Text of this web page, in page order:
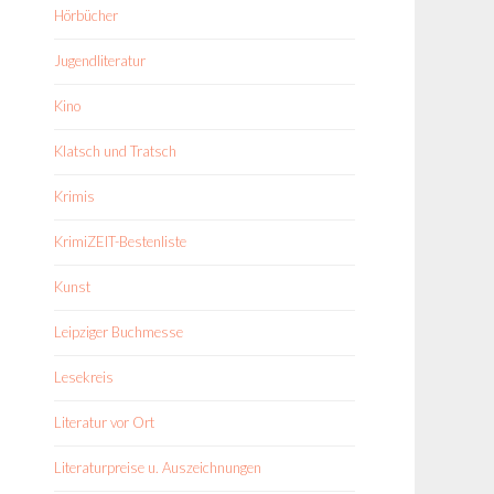
Hörbücher
Jugendliteratur
Kino
Klatsch und Tratsch
Krimis
KrimiZEIT-Bestenliste
Kunst
Leipziger Buchmesse
Lesekreis
Literatur vor Ort
Literaturpreise u. Auszeichnungen